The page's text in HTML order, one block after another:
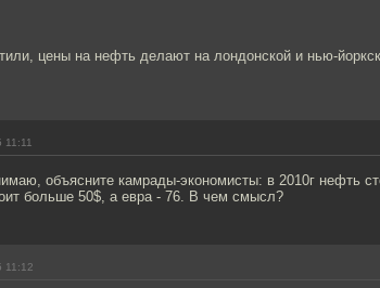
цены на нефть делают на лондонской и нью-
11:11
объясните камрады-экономисты: в 2010г нефть
больше 50$, а евра - 76. В чем смысл?
11:12